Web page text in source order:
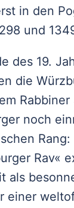
in den
und
des 19.
die
Rabbiner
noch
Rang:
Rav«
als
einer